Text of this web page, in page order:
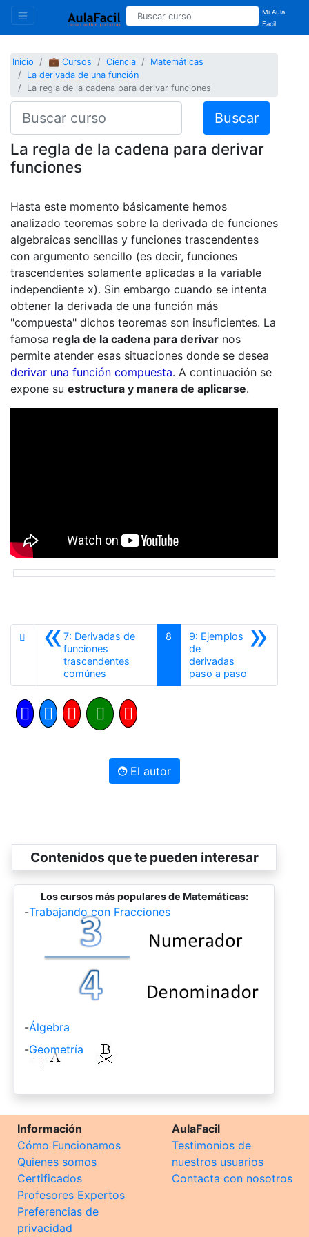
Mi Aula
Facil
Inicio 💼 Cursos Ciencia
Matemáticas
La derivada de una función
La regla de la cadena para derivar funciones
Buscar
La regla de la cadena para derivar
funciones
Hasta este momento básicamente hemos
analizado teoremas sobre la derivada de funciones
algebraicas sencillas y funciones trascendentes
con argumento sencillo (es decir, funciones
trascendentes solamente aplicadas a la variable
independiente x). Sin embargo cuando se intenta
obtener la derivada de una función más
"compuesta" dichos teoremas son insuficientes. La
famosa regla de la cadena para derivar nos
permite atender esas situaciones donde se desea
derivar una función compuesta. A continuación se
expone su estructura y manera de aplicarse.
«7: Derivadas de
funciones
trascendentes
comúnes
8 »
9: Ejemplos
de
derivadas
paso a pasoSiguiente
El autor
Contenidos que te pueden interesar
Los cursos más populares de Matemáticas:
-Trabajando con Fracciones
-Álgebra
-Geometría
Información
Cómo Funcionamos
Quienes somos
Certificados
Profesores Expertos
Preferencias de
privacidad
AulaFacil
Testimonios de
nuestros usuarios
Contacta con nosotros